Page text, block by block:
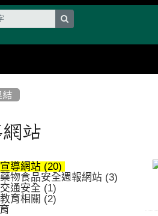
結
站
宣導網站 (20)
藥物食品安全週報網站 (3)
交通安全 (1)
教育相關 (2)